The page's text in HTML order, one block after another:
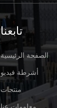
تابعنا
الصفحة الرئيسية
أشرطة فيديو
منتجات